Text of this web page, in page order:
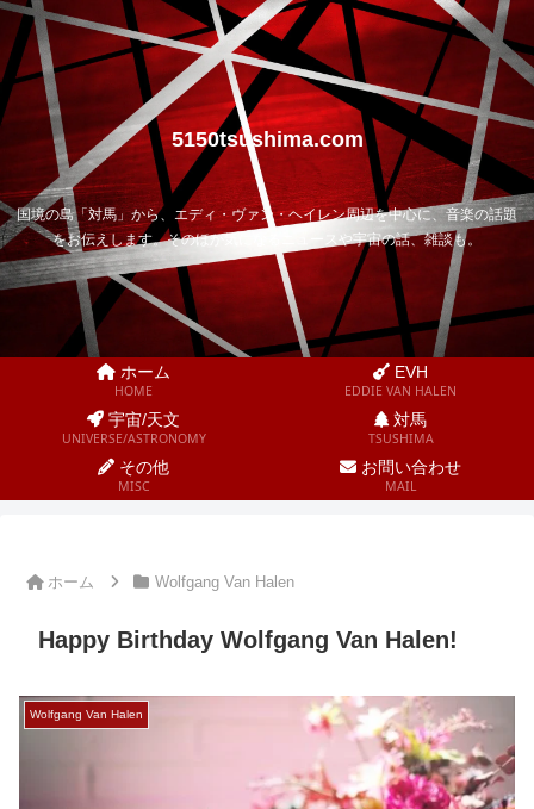
5150tsushima.com
国境の島「対馬」から、エディ・ヴァン・ヘイレン周辺を中心に、音楽の話題
をお伝えします。そのほか気になるニュースや宇宙の話、雑談も。
ホーム
HOME
EVH
EDDIE VAN HALEN
宇宙/天文
UNIVERSE/ASTRONOMY
対馬
TSUSHIMA
その他
MISC
お問い合わせ
MAIL
ホーム Wolfgang Van Halen
Happy Birthday Wolfgang Van Halen!
Wolfgang Van Halen